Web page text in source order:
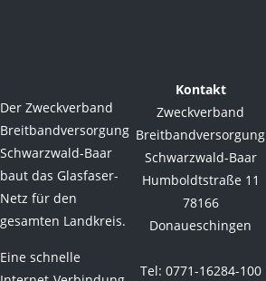
Der Zweckverband
Breitbandversorgung
Schwarzwald-Baar
baut das Glasfaser-
Netz für den
gesamten Landkreis.
Eine schnelle
Kontakt
Zweckverband
Breitbandversorgung
Schwarzwald-Baar
Humboldtstraße 11
78166
Donaueschingen
Tel: 0771-16284-100